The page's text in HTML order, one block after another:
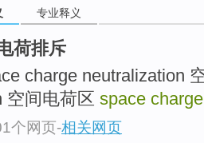
专业释义
荷排斥
charge neutralization
空间电荷区 space
个网页-相关网页